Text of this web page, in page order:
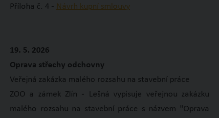
Příloha č. 4 - Návrh kupní smlouvy
19. 5. 2026
Oprava střechy odchovny
Veřejná zakázka malého rozsahu na stavební práce
ZOO a zámek Zlín - Lešná vypisuje veřejnou zakázku
malého rozsahu na stavební práce s názvem "Oprava